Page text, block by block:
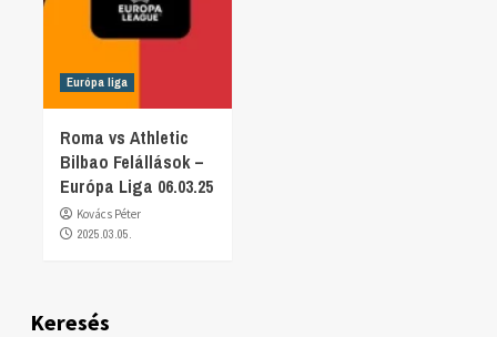
Európa liga
Roma vs Athletic
Bilbao Felállások –
Európa Liga 06.03.25
Kovács Péter
2025.03.05.
Keresés